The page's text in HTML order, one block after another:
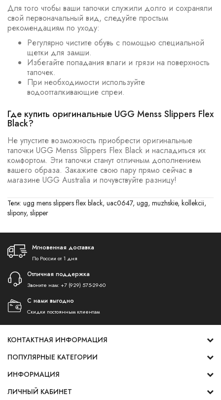
Для того чтобы ваши тапочки служили долго и сохраняли
свой первоначальный вид, следуйте простым
рекомендациям по уходу:
Регулярно чистите обувь с помощью специальной
щетки для замши.
Избегайте попадания влаги и грязи на поверхность
тапочек.
При необходимости используйте
водоотталкивающие спреи.
Где купить оригинальные UGG Menss Slippers Flex
Black?
Не упустите возможность приобрести оригинальные
тапочки UGG Menss Slippers Flex Black и насладиться их
комфортом. Эти тапочки станут отличным дополнением
вашего образа. Закажите свою пару прямо сейчас в
магазине UGG Australia и почувствуйте разницу!
Теги: ugg mens slippers flex black, uac0647, ugg, muzhskie, kollekcii,
slipony, slipper
Мгновенная доставка
По России от 1 дня
Отличная поддержка
Звоните нам: +7 (929) 575-29-60
С нами выгодно
Скидки постоянным клиентам
КОНТАКТНАЯ ИНФОРМАЦИЯ
ПОПУЛЯРНЫЕ КАТЕГОРИИ
ИНФОРМАЦИЯ
ЛИЧНЫЙ КАБИНЕТ